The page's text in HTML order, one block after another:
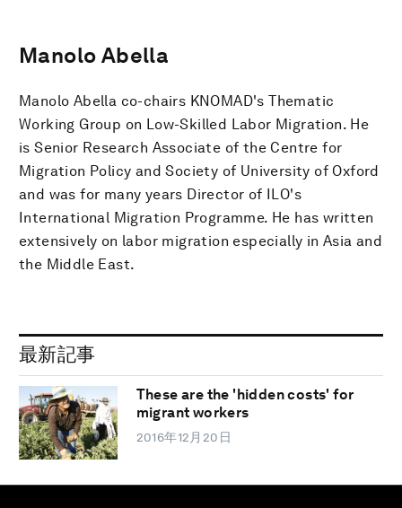
Manolo Abella
Manolo Abella co-chairs KNOMAD's Thematic
Working Group on Low-Skilled Labor Migration. He
is Senior Research Associate of the Centre for
Migration Policy and Society of University of Oxford
and was for many years Director of ILO's
International Migration Programme. He has written
extensively on labor migration especially in Asia and
the Middle East.
最新記事
These are the 'hidden costs' for
migrant workers
2016年12月20日